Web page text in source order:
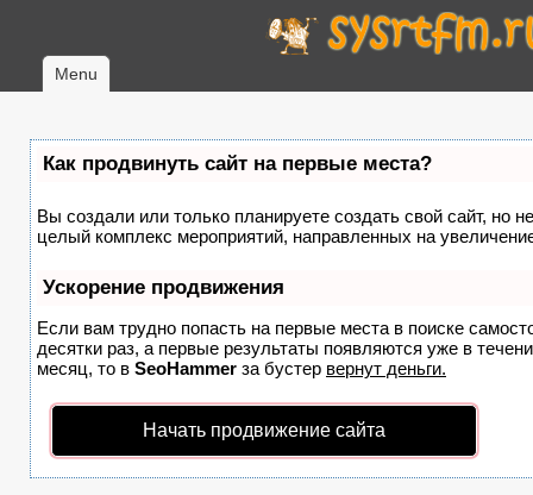
Menu
Как продвинуть сайт на первые места?
Вы создали или только планируете создать свой сайт, но
целый комплекс мероприятий, направленных на
Ускорение продвижения
Если вам трудно попасть на первые места в поиске
десятки раз, а первые результаты появляются уже в
месяц, то в SeoHammer за бустер вернут деньги.
Начать продвижение сайта